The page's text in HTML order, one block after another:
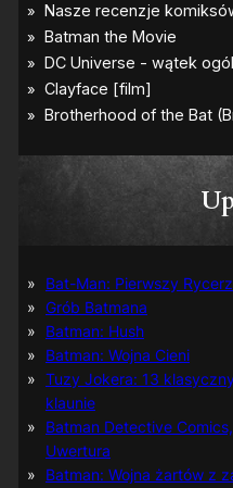
Bat-Man: Pierwszy Rycerz
Grób Batmana
Batman: Hush
Batman: Wojna Cieni
Tuzy Jokera: 13
klaunie
Batman Detective
Uwertura
Batman: Wojna żartów z